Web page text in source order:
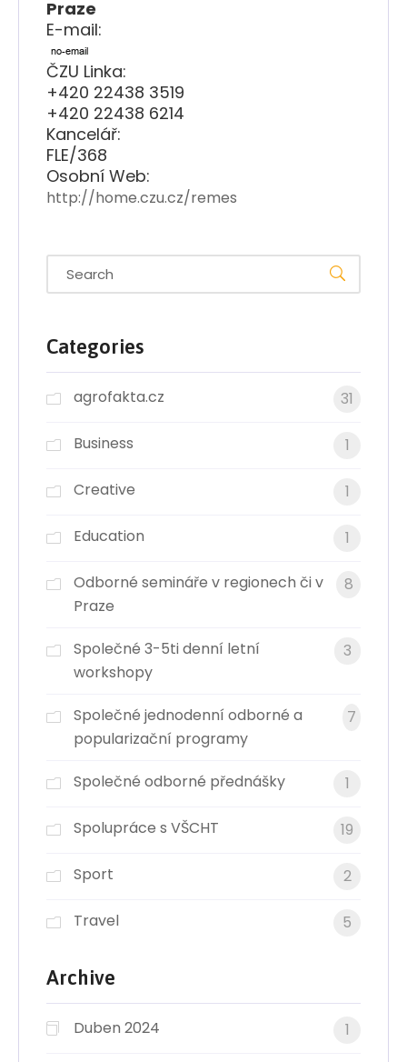
Praze
E-mail:
ČZU Linka:
+420 22438 3519
+420 22438 6214
Kancelář:
FLE/368
Osobní Web:
http://home.czu.cz/remes
Categories
agrofakta.cz 31
Business 1
Creative 1
Education 1
Odborné semináře v regionech či v
Praze
8
Společné 3-5ti denní letní
workshopy
3
Společné jednodenní odborné a
popularizační programy
7
Společné odborné přednášky 1
Spolupráce s VŠCHT 19
Sport 2
Travel 5
Archive
Duben 2024 1